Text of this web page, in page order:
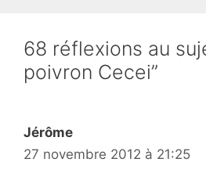
68 réflexions au
poivron Cecei”
Jérôme
27 novembre 2012 à 21:25